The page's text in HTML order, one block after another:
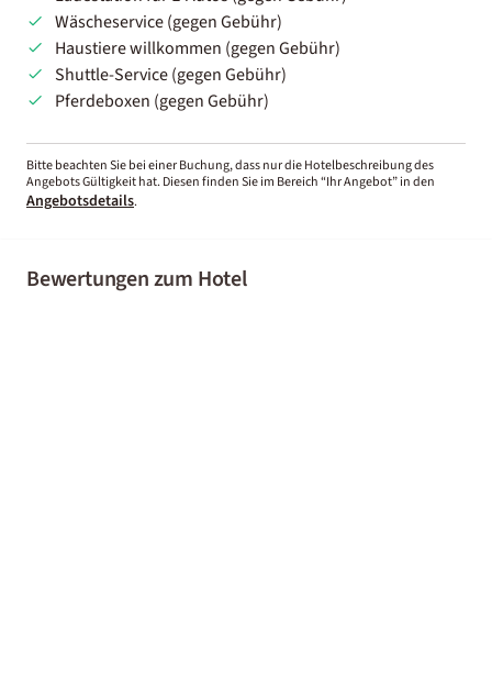
Wäscheservice (gegen Gebühr)
Haustiere willkommen (gegen Gebühr)
Shuttle-Service (gegen Gebühr)
Pferdeboxen (gegen Gebühr)
Bitte beachten Sie bei einer Buchung, dass nur die Hotelbeschreibung des
Angebots Gültigkeit hat. Diesen finden Sie im Bereich “Ihr Angebot” in den
Angebotsdetails.
Bewertungen zum Hotel